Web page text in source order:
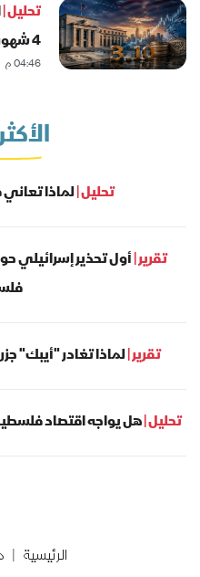
تحليل |
4 شهور أمام الشيكل
04:46 م
تحليل |لماذا
تقرير |أول تحذير إسرائيلي
تقرير |لماذا تغادر "أيبك" جزر
تحليل |هل يواجه اقتصاد
الرئيسية